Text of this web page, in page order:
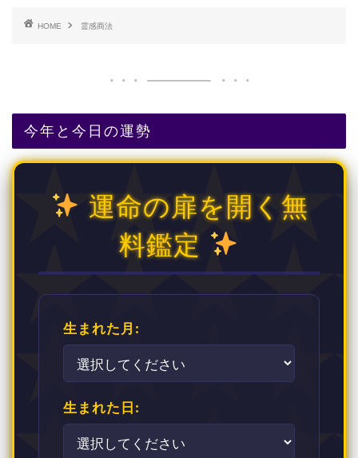
HOME 霊感商法
今年と今日の運勢
運命の扉を開く無
料鑑定
生まれた月:
生まれた日: